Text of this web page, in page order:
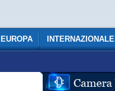
EUROPA INTERNAZIONALE